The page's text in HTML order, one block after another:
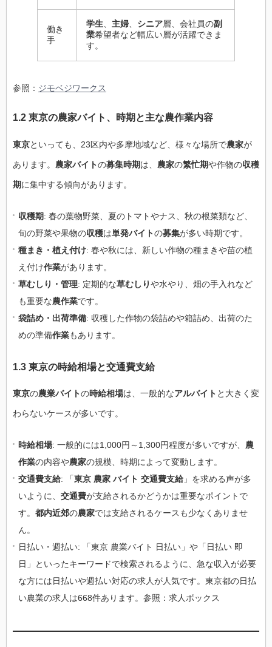
働き
手
学生、 主婦、 シニア層、会社員の副
業希望者など幅広い層が活躍できま
す。
参照： ジモベジワークス
1.2 東京の農家バイト、時期と主な農作業内容
東京といっても、23区内や多摩地域など、様々な場所で農家が
あります。 農家バイトの募集時期は、 農家の繁忙期や作物の収穫
期に集中する傾向があります。
収穫期: 春の葉物野菜、夏のトマトやナス、秋の根菜類など、
旬の野菜や果物の収穫は単発バイトの募集が多い時期です。
種まき・植え付け: 春や秋には、新しい作物の種まきや苗の植
え付け作業があります。
草むしり・管理: 定期的な草むしりや水やり、畑の手入れなど
も重要な農作業です。
袋詰め・出荷準備: 収穫した作物の袋詰めや箱詰め、出荷のた
めの準備作業もあります。
1.3 東京の時給相場と交通費支給
東京の農業バイトの時給相場は、一般的なアルバイト と大きく変
わらないケースが多いです。
時給相場: 一般的には1,000円～1,300円程度が多いですが、 農
作業の内容や農家の規模、時期によって変動します。
交通費支給: 「東京 農家 バイト 交通費支給」を求める声が多
いように、 交通費が支給されるかどうかは重要なポイントで
す。 都内近郊の農家では支給されるケースも少なくありませ
ん。
日払い・週払い: 「東京 農業バイト 日払い」や「日払い 即
日」といったキーワードで検索されるように、急な収入が必要
な方には日払いや週払い対応の求人が人気です。東京都の日払
い農業の求人は668件あります。参照：求人ボックス